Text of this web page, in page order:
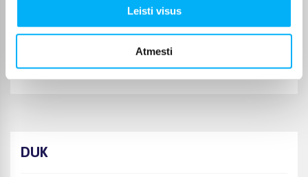
Leisti visus
Atmesti
Puikus žaidimas
DUK